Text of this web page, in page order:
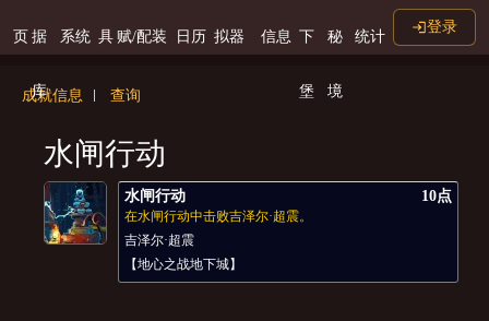
页 据
库
系统 具 赋/配装 日历 拟器 信息 下
堡
秘
境
统计
登录
成就信息 查询
水闸行动
水闸行动 10点
在水闸行动中击败吉泽尔·超震。
吉泽尔·超震
【地心之战地下城】